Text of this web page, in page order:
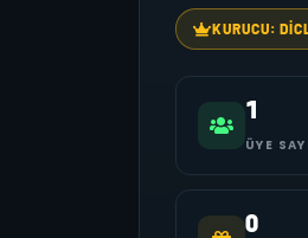
KURUCU:
1
ÜYE
0